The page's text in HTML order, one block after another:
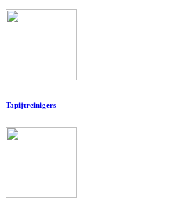
Tapijtreinigers